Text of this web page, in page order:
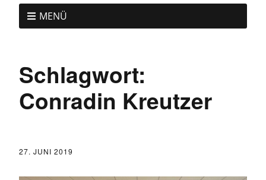
MENÜ
Schlagwort:
Conradin Kreutzer
27. JUNI 2019